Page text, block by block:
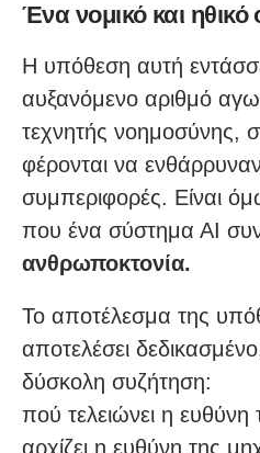
Ένα νομικό και
Η υπόθεση αυτή
αυξανόμενο αριθμό
τεχνητής νοημοσύνης,
φέρονται να
συμπεριφορές. Είναι
που ένα σύστημα ΑΙ
ανθρωποκτονία.
Το αποτέλεσμα της
αποτελέσει
δύσκολη συζήτηση:
πού τελειώνει η
αρχίζει η ευθύνη της